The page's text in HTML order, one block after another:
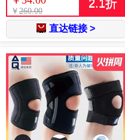
￥ 260.00
2.1折
直达链接 >